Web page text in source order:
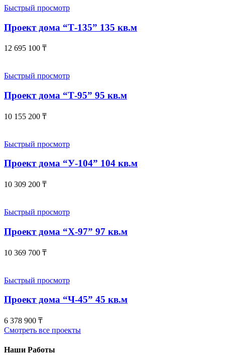
Быстрый просмотр
Проект дома “Т-135” 135 кв.м
12 695 100 ₸
Быстрый просмотр
Проект дома “Т-95” 95 кв.м
10 155 200 ₸
Быстрый просмотр
Проект дома “У-104” 104 кв.м
10 309 200 ₸
Быстрый просмотр
Проект дома “Х-97” 97 кв.м
10 369 700 ₸
Быстрый просмотр
Проект дома “Ч-45” 45 кв.м
6 378 900 ₸
Смотреть все проекты
Наши Работы